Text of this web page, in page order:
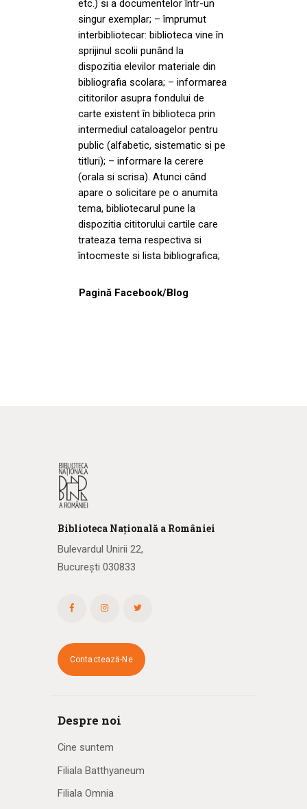
etc.) si a documentelor într-un
singur exemplar; – împrumut
interbibliotecar: biblioteca vine în
sprijinul scolii punând la
dispozitia elevilor materiale din
bibliografia scolara; – informarea
cititorilor asupra fondului de
carte existent în biblioteca prin
intermediul cataloagelor pentru
public (alfabetic, sistematic si pe
titluri); – informare la cerere
(orala si scrisa). Atunci când
apare o solicitare pe o anumita
tema, bibliotecarul pune la
dispozitia cititorului cartile care
trateaza tema respectiva si
întocmeste si lista bibliografica;
Pagină Facebook/Blog
Biblioteca Națională a României
Bulevardul Unirii 22,
București 030833
Contactează-Ne
Despre noi
Cine suntem
Filiala Batthyaneum
Filiala Omnia